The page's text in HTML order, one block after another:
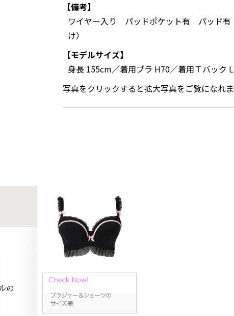
【備考】
ワイヤー入り パッドポケット有 パッド有
け）
【モデルサイズ】
身長 155cm／着用ブラ H70／着用Ｔバック L
写真をクリックすると拡大写真をご覧になれま